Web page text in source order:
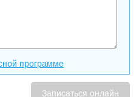
программе